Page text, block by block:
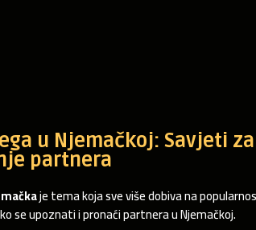
u Njemačkoj: Savjeti
partnera
je tema koja sve više dobiva na
se upoznati i pronaći partnera u Njemačkoj.